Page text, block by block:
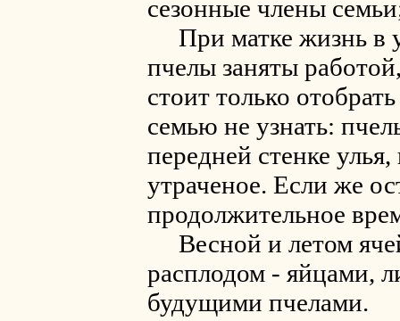
сезонные члены
При матке жизнь в
пчелы заняты
стоит только
семью не узнать:
передней стенке
утраченое. Если же
продолжительное
Весной и летом
расплодом - яйцами,
будущими пчелами.